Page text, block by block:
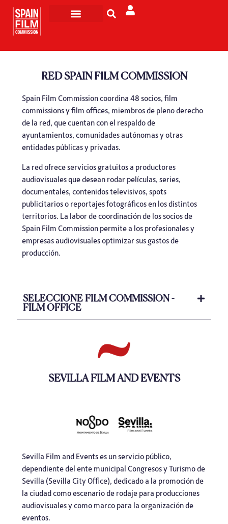
RED SPAIN FILM COMMISSION
Spain Film Commission coordina 48 socios, film
commissions y film offices, miembros de pleno derecho
de la red, que cuentan con el respaldo de
ayuntamientos, comunidades autónomas y otras
entidades públicas y privadas.
La red ofrece servicios gratuitos a productores
audiovisuales que desean rodar películas, series,
documentales, contenidos televisivos, spots
publicitarios o reportajes fotográficos en los distintos
territorios. La labor de coordinación de los socios de
Spain Film Commission permite a los profesionales y
empresas audiovisuales optimizar sus gastos de
producción.
SELECCIONE FILM COMMISSION -
FILM OFFICE
SEVILLA FILM AND EVENTS
Sevilla Film and Events es un servicio público,
dependiente del ente municipal Congresos y Turismo de
Sevilla (Sevilla City Office), dedicado a la promoción de
la ciudad como escenario de rodaje para producciones
audiovisuales y como marco para la organización de
eventos.